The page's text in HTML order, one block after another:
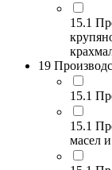
15.1
19
15.1
15.1
масел